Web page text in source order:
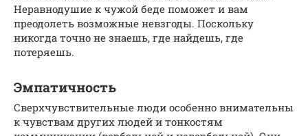
Неравнодушие к чужой беде поможет и вам
преодолеть возможные невзгоды. Поскольку
никогда точно не знаешь, где найдешь, где
потеряешь.
Эмпатичность
Сверхчувствительные люди особенно внимательны
к чувствам других людей и тонкостям